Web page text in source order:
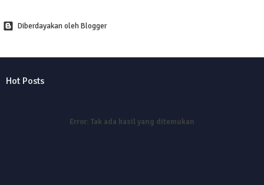
Diberdayakan oleh Blogger
Hot Posts
Error: Tak ada hasil yang ditemukan